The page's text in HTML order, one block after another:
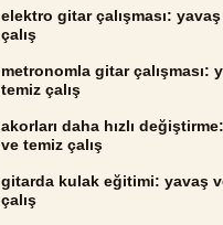
elektro gitar çalışması:
çalış
metronomla gitar çalışması:
temiz çalış
akorları daha hızlı
ve temiz çalış
gitarda kulak eğitimi: yavaş
çalış